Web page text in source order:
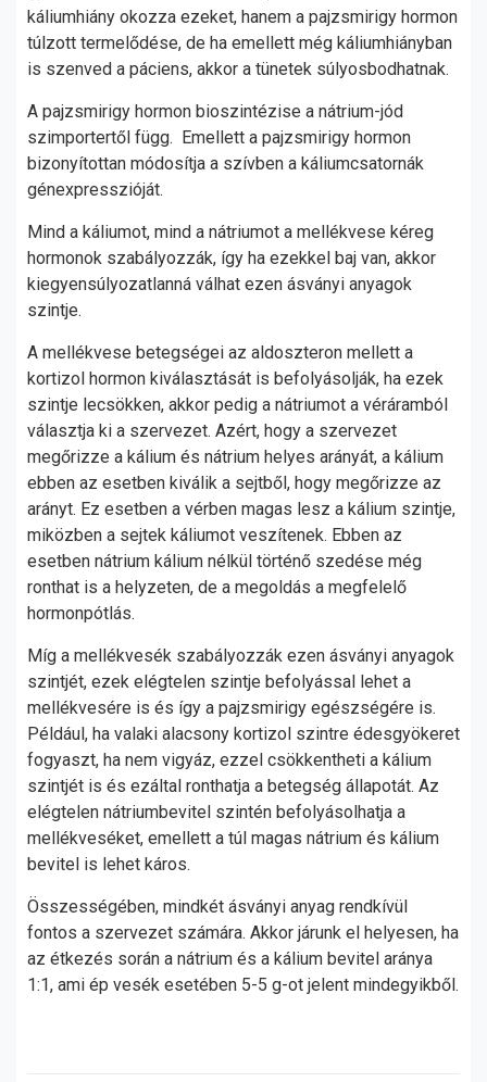
káliumhiány okozza ezeket, hanem a pajzsmirigy hormon
túlzott termelődése, de ha emellett még káliumhiányban
is szenved a páciens, akkor a tünetek súlyosbodhatnak.
A pajzsmirigy hormon bioszintézise a nátrium-jód
szimportertől függ. Emellett a pajzsmirigy hormon
bizonyítottan módosítja a szívben a káliumcsatornák
génexpresszióját.
Mind a káliumot, mind a nátriumot a mellékvese kéreg
hormonok szabályozzák, így ha ezekkel baj van, akkor
kiegyensúlyozatlanná válhat ezen ásványi anyagok
szintje.
A mellékvese betegségei az aldoszteron mellett a
kortizol hormon kiválasztását is befolyásolják, ha ezek
szintje lecsökken, akkor pedig a nátriumot a véráramból
választja ki a szervezet. Azért, hogy a szervezet
megőrizze a kálium és nátrium helyes arányát, a kálium
ebben az esetben kiválik a sejtből, hogy megőrizze az
arányt. Ez esetben a vérben magas lesz a kálium szintje,
miközben a sejtek káliumot veszítenek. Ebben az
esetben nátrium kálium nélkül történő szedése még
ronthat is a helyzeten, de a megoldás a megfelelő
hormonpótlás.
Míg a mellékvesék szabályozzák ezen ásványi anyagok
szintjét, ezek elégtelen szintje befolyással lehet a
mellékvesére is és így a pajzsmirigy egészségére is.
Például, ha valaki alacsony kortizol szintre édesgyökeret
fogyaszt, ha nem vigyáz, ezzel csökkentheti a kálium
szintjét is és ezáltal ronthatja a betegség állapotát. Az
elégtelen nátriumbevitel szintén befolyásolhatja a
mellékveséket, emellett a túl magas nátrium és kálium
bevitel is lehet káros.
Összességében, mindkét ásványi anyag rendkívül
fontos a szervezet számára. Akkor járunk el helyesen, ha
az étkezés során a nátrium és a kálium bevitel aránya
1:1, ami ép vesék esetében 5-5 g-ot jelent mindegyikből.